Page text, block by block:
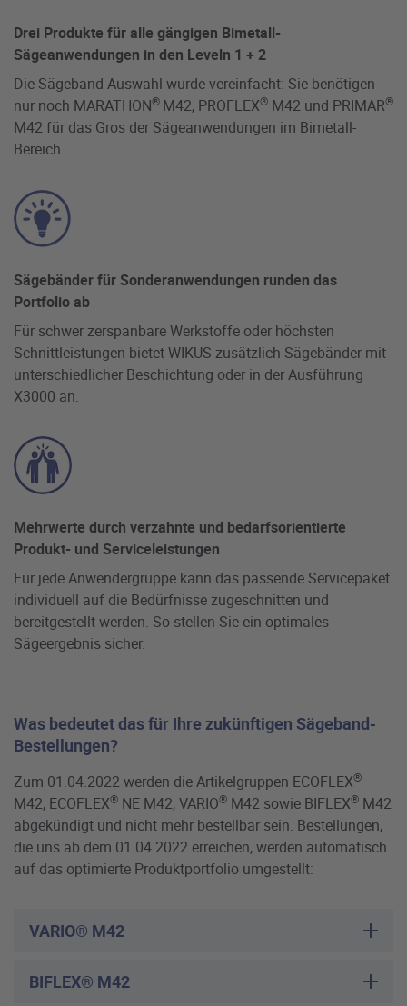
Drei Produkte für alle gängigen Bimetall-
Sägeanwendungen in den Leveln 1 + 2
Die Sägeband-Auswahl wurde vereinfacht: Sie benötigen
nur noch MARATHON® M42, PROFLEX® M42 und PRIMAR®
M42 für das Gros der Sägeanwendungen im Bimetall-
Bereich.
Sägebänder für Sonderanwendungen runden das
Portfolio ab
Für schwer zerspanbare Werkstoffe oder höchsten
Schnittleistungen bietet WIKUS zusätzlich Sägebänder mit
unterschiedlicher Beschichtung oder in der Ausführung
X3000 an.
Mehrwerte durch verzahnte und bedarfsorientierte
Produkt- und Serviceleistungen
Für jede Anwendergruppe kann das passende Servicepaket
individuell auf die Bedürfnisse zugeschnitten und
bereitgestellt werden. So stellen Sie ein optimales
Sägeergebnis sicher.
Was bedeutet das für Ihre zukünftigen Sägeband-
Bestellungen?
Zum 01.04.2022 werden die Artikelgruppen ECOFLEX®
M42, ECOFLEX® NE M42, VARIO® M42 sowie BIFLEX® M42
abgekündigt und nicht mehr bestellbar sein. Bestellungen,
die uns ab dem 01.04.2022 erreichen, werden automatisch
auf das optimierte Produktportfolio umgestellt:
VARIO® M42
BIFLEX® M42